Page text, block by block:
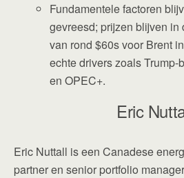
Fundamentele factoren
gevreesd; prijzen blijven in
van rond $60s voor Brent
echte drivers zoals Trump-
en OPEC+.
Eric
Eric Nuttall is een Canadese
partner en senior portfolio